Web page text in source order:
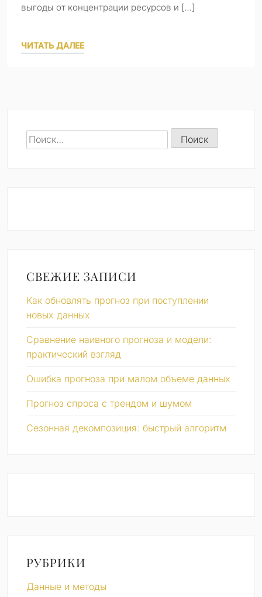
выгоды от концентрации ресурсов и […]
ЧИТАТЬ ДАЛЕЕ
Найти:
СВЕЖИЕ ЗАПИСИ
Как обновлять прогноз при поступлении
новых данных
Сравнение наивного прогноза и модели:
практический взгляд
Ошибка прогноза при малом объеме данных
Прогноз спроса с трендом и шумом
Сезонная декомпозиция: быстрый алгоритм
РУБРИКИ
Данные и методы